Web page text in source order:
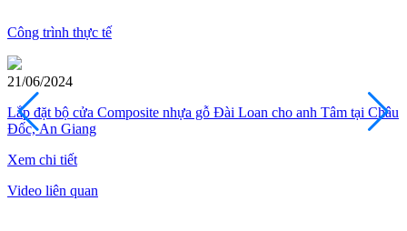
Công trình thực tế
Đài Loan cho anh Tâm tại Châu
Modern Door lắp đặt bộ cửa
Đăng Khoa tại Bình Trưng
Video liên quan